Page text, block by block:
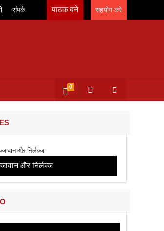
संपर्क पाठक बने सहयोग करे
0
और निर्लज्ज